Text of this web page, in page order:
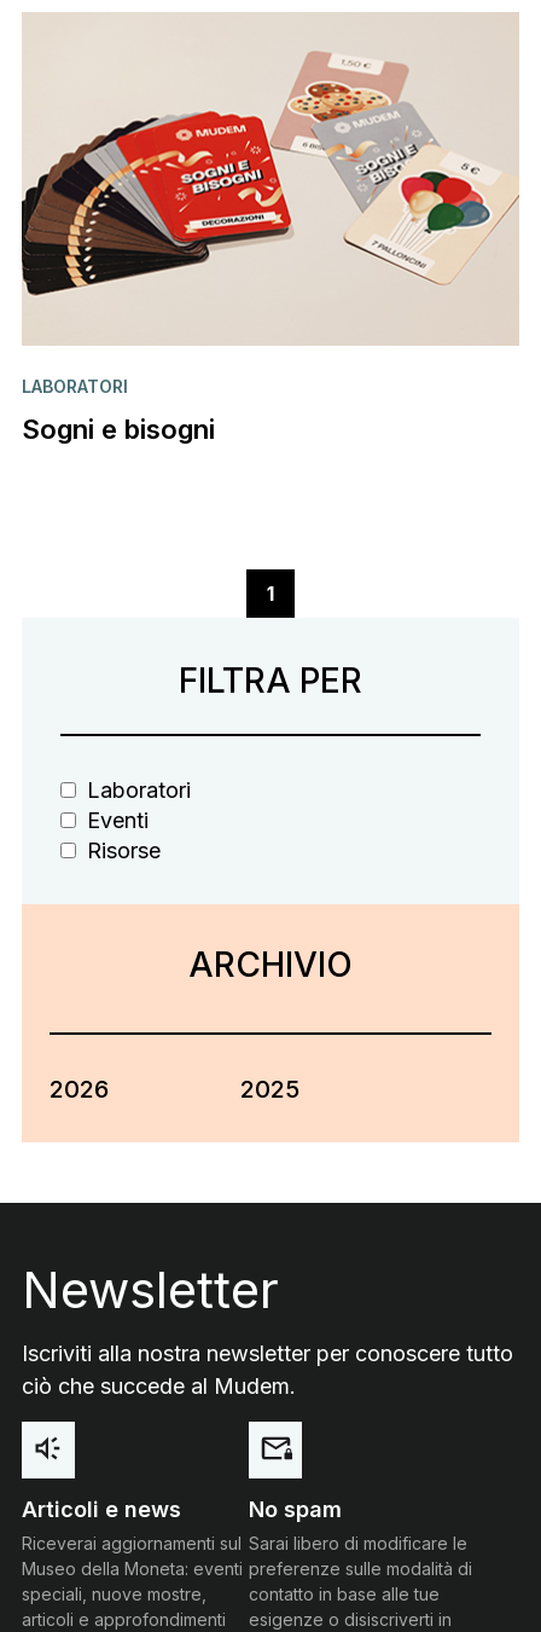
LABORATORI
Sogni e bisogni
Comandi di paginazione
Pagina 1
1
FILTRA PER
Laboratori
Eventi
Risorse
ARCHIVIO
2026 2025
Newsletter
Iscriviti alla nostra newsletter per conoscere tutto
ciò che succede al Mudem.
Articoli e news
Riceverai aggiornamenti sul
Museo della Moneta: eventi
speciali, nuove mostre,
articoli e approfondimenti
No spam
Sarai libero di modificare le
preferenze sulle modalità di
contatto in base alle tue
esigenze o disiscriverti in